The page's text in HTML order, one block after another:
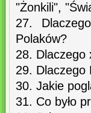
"Żonkili",
27.
Polaków?
28. Dlaczego
29. Dlaczego
30. Jakie
31. Co było